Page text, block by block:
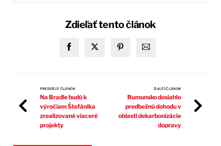
Zdieľať tento článok
PREDOŠLÝ ČLÁNOK
Na Bradle budú k
výročiam Štefánika
zrealizované viaceré
projekty
ĎALŠÍ ČLÁNOK
Rumunsko dosiahlo
predbežnú dohodu v
oblasti dekarbonizácie
dopravy